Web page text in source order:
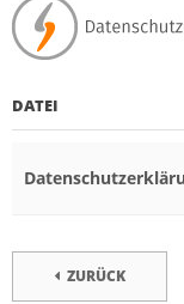
DATEI
ZURÜCK